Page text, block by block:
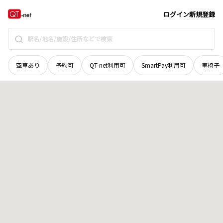
ログイン新規登録
空車あり 予約可 QT-net利用可 SmartPay利用可 車椅子
栃木県